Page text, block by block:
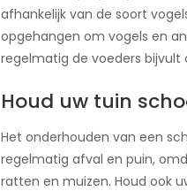
afhankelijk van de soort
opgehangen om vogels en
regelmatig de voeders bijvult
Houd uw tuin
Het onderhouden van een
regelmatig afval en puin,
ratten en muizen. Houd ook